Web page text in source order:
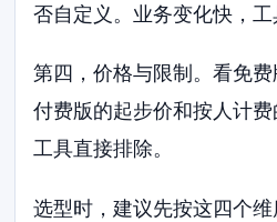
否自定义。业务变化快，工
第四，价格与限制。看免
付费版的起步价和按人计
工具直接排除。
选型时，建议先按这四个维